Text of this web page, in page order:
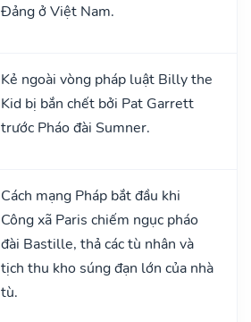
Đảng ở Việt Nam.
Kẻ ngoài vòng pháp luật Billy the
Kid bị bắn chết bởi Pat Garrett
trước Pháo đài Sumner.
Cách mạng Pháp bắt đầu khi
Công xã Paris chiếm ngục pháo
đài Bastille, thả các tù nhân và
tịch thu kho súng đạn lớn của nhà
tù.